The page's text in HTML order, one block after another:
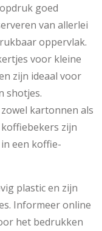
goed
van allerlei
oppervlak.
voor kleine
zijn ideaal voor
shotjes.
kartonnen als
zijn
een koffie-
plastic en zijn
Informeer online
het bedrukken